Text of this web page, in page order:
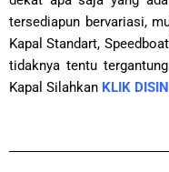
tersediapun bervariasi,
Kapal Standart,
tidaknya tentu
Kapal Silahkan KLIK